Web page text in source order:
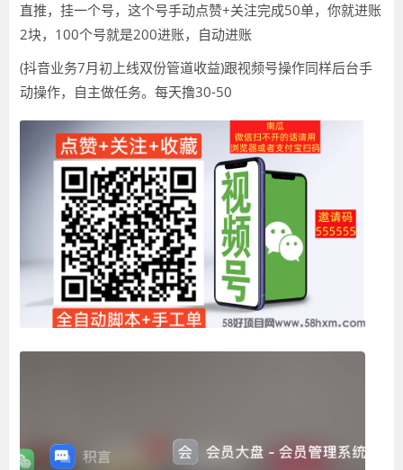
直推，挂一个号，这个号手动点赞+关注完成50单，你就进账
2块，100个号就是200进账，自动进账
(抖音业务7月初上线双份管道收益)跟视频号操作同样后台手
动操作，自主做任务。每天撸30-50